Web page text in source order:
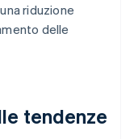
riduzione
delle
tendenze